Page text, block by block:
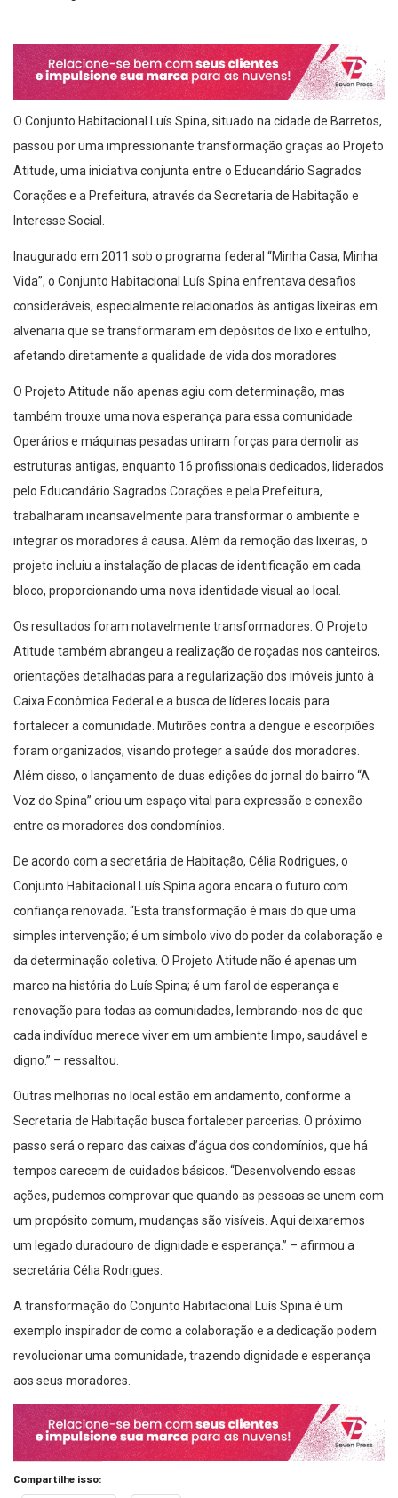
O Conjunto Habitacional Luís Spina, situado na cidade de Barretos,
passou por uma impressionante transformação graças ao Projeto
Atitude, uma iniciativa conjunta entre o Educandário Sagrados
Corações e a Prefeitura, através da Secretaria de Habitação e
Interesse Social.
Inaugurado em 2011 sob o programa federal “Minha Casa, Minha
Vida”, o Conjunto Habitacional Luís Spina enfrentava desafios
consideráveis, especialmente relacionados às antigas lixeiras em
alvenaria que se transformaram em depósitos de lixo e entulho,
afetando diretamente a qualidade de vida dos moradores.
O Projeto Atitude não apenas agiu com determinação, mas
também trouxe uma nova esperança para essa comunidade.
Operários e máquinas pesadas uniram forças para demolir as
estruturas antigas, enquanto 16 profissionais dedicados, liderados
pelo Educandário Sagrados Corações e pela Prefeitura,
trabalharam incansavelmente para transformar o ambiente e
integrar os moradores à causa. Além da remoção das lixeiras, o
projeto incluiu a instalação de placas de identificação em cada
bloco, proporcionando uma nova identidade visual ao local.
Os resultados foram notavelmente transformadores. O Projeto
Atitude também abrangeu a realização de roçadas nos canteiros,
orientações detalhadas para a regularização dos imóveis junto à
Caixa Econômica Federal e a busca de líderes locais para
fortalecer a comunidade. Mutirões contra a dengue e escorpiões
foram organizados, visando proteger a saúde dos moradores.
Além disso, o lançamento de duas edições do jornal do bairro “A
Voz do Spina” criou um espaço vital para expressão e conexão
entre os moradores dos condomínios.
De acordo com a secretária de Habitação, Célia Rodrigues, o
Conjunto Habitacional Luís Spina agora encara o futuro com
confiança renovada. “Esta transformação é mais do que uma
simples intervenção; é um símbolo vivo do poder da colaboração e
da determinação coletiva. O Projeto Atitude não é apenas um
marco na história do Luís Spina; é um farol de esperança e
renovação para todas as comunidades, lembrando-nos de que
cada indivíduo merece viver em um ambiente limpo, saudável e
digno.” – ressaltou.
Outras melhorias no local estão em andamento, conforme a
Secretaria de Habitação busca fortalecer parcerias. O próximo
passo será o reparo das caixas d’água dos condomínios, que há
tempos carecem de cuidados básicos. “Desenvolvendo essas
ações, pudemos comprovar que quando as pessoas se unem com
um propósito comum, mudanças são visíveis. Aqui deixaremos
um legado duradouro de dignidade e esperança.” – afirmou a
secretária Célia Rodrigues.
A transformação do Conjunto Habitacional Luís Spina é um
exemplo inspirador de como a colaboração e a dedicação podem
revolucionar uma comunidade, trazendo dignidade e esperança
aos seus moradores.
Compartilhe isso: